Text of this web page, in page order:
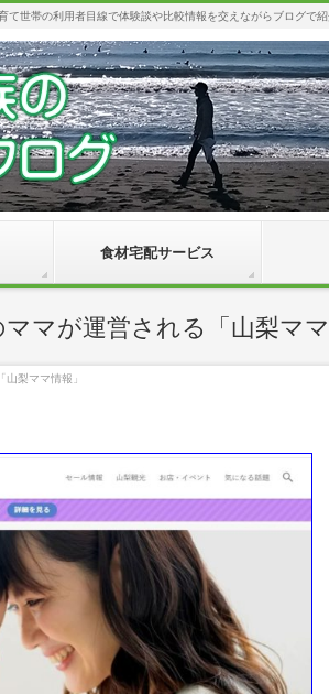
世帯の利用者目線で体験談や比較情報を交えながらブログで紹
食材宅配サービス
マが運営される「山梨ママ
梨ママ情報」